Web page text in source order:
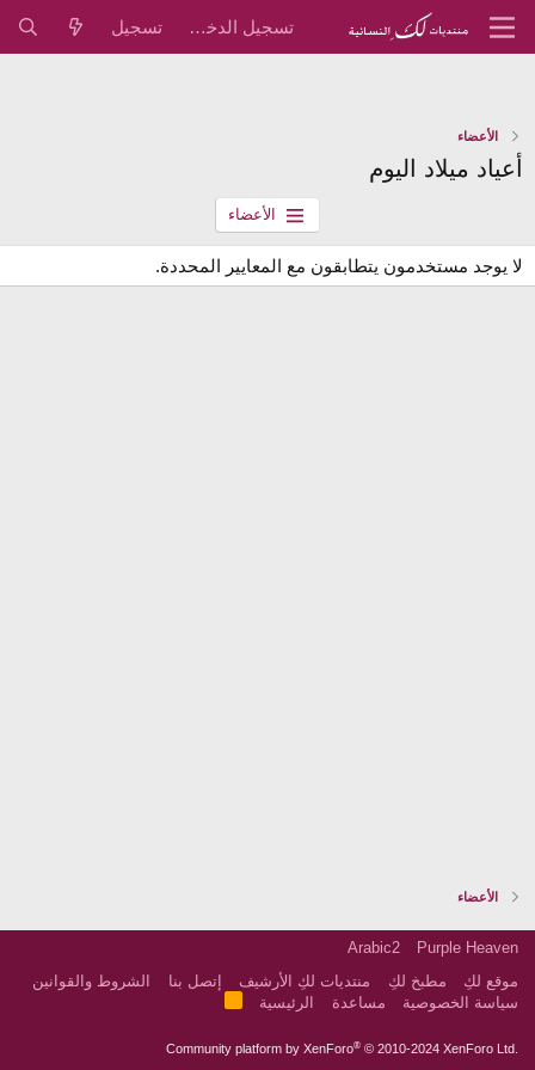
تسجيل الدخول تسجيل
الأعضاء
أعياد ميلاد اليوم
الأعضاء
لا يوجد مستخدمون يتطابقون مع المعايير المحددة.
الأعضاء
Purple Heaven
Arabic2
موقع لكِ
مطبخ لكِ منتديات لكِ الأرشيف إتصل بنا
الشروط والقوانين
سياسة الخصوصية
مساعدة الرئيسية
Community platform by XenForo® © 2010-2024 XenForo Ltd.